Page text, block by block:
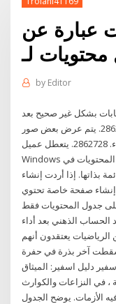
عبارة عن
لـ
by Editor
بشكل غير صحيح بعد
تطبيق إصدار الإصلاح العاجل 34902. 2862728. يتم عرض بعض صور
الإجراءات بشكل غير صحيح كدائره سوداء. 2862728. يتعطل عميل
Windows عند طباعه تقرير مع تمكين يمكنك إنشاء جدول المحتويات في
إذا أردت إنشاء
صفحة خاصة تحتوي
لتساعد الحساب الذهني بعد أداء
يعتقدون أنهم
الجدول في مورد ٢. إذا سقطت آخر بذرة في حفرة
دليل اسفير: الميثاق
، في النزاعات والكوارث
الأزمات. يوضح الجدول